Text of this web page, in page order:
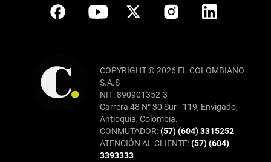
COPYRIGHT © 2026 EL COLOMBIANO
S.A.S
NIT: 890901352-3
Carrera 48 N° 30 Sur - 119, Envigado,
Antioquia, Colombia.
CONMUTADOR:(57) (604) 3315252
ATENCIÓN AL CLIENTE:(57) (604)
3393333